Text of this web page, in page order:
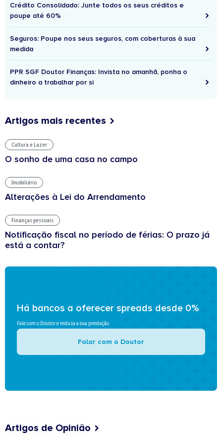
Crédito Consolidado: Junte todos os seus créditos e
poupe até 60%
Seguros: Poupe nos seus seguros, com coberturas à sua
medida
PPR SGF Doutor Finanças: Invista no amanhã, ponha o
dinheiro a trabalhar por si
Artigos mais recentes
Cultura e Lazer
O sonho de uma casa no campo
Imobiliário
Alterações à Lei do Arrendamento
Finanças pessoais
Notificação fiscal no período de férias: O prazo já
está a contar?
Há bancos a oferecer spreads desde 0%
Fale com o Doutor e reduza a sua prestação
Falar com o Doutor
Artigos de Opinião